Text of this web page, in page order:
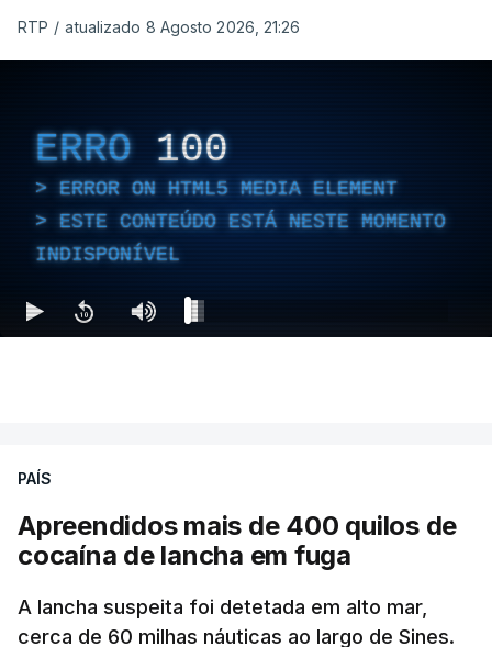
RTP / atualizado 8 Agosto 2026, 21:26
ERRO 100
ERROR ON HTML5 MEDIA ELEMENT
ESTE CONTEÚDO ESTÁ NESTE MOMENTO
INDISPONÍVEL
PAÍS
Apreendidos mais de 400 quilos de
cocaína de lancha em fuga
A lancha suspeita foi detetada em alto mar,
cerca de 60 milhas náuticas ao largo de Sines.